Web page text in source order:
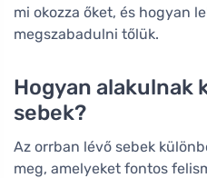
mi okozza őket, és hogyan
megszabadulni tőlük.
Hogyan alakulnak
sebek?
Az orrban lévő sebek
meg, amelyeket fontos